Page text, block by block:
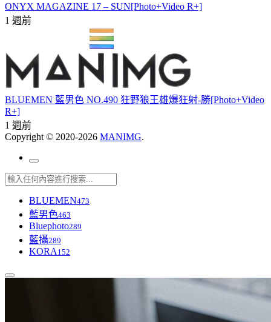
ONYX MAGAZINE 17 – SUN[Photo+Video R+]
1 週前
BLUEMEN 藍男色 NO.490 狂野狼王雄爆狂射-勝[Photo+Video
R+]
1 週前
Copyright © 2020-2026 MANIMG.
BLUEMEN473
藍男色463
Bluephoto289
藍攝289
KORA 152